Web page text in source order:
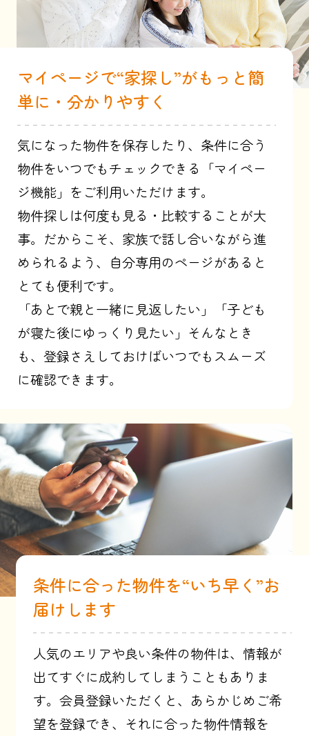
マイページで“家探し”がもっと簡
単に・分かりやすく
気になった物件を保存したり、条件に合う
物件をいつでもチェックできる「マイペー
ジ機能」をご利用いただけます。
物件探しは何度も見る・比較することが大
事。だからこそ、家族で話し合いながら進
められるよう、自分専用のページがあると
とても便利です。
「あとで親と一緒に見返したい」「子ども
が寝た後にゆっくり見たい」そんなとき
も、登録さえしておけばいつでもスムーズ
に確認できます。
条件に合った物件を“いち早く”お
届けします
人気のエリアや良い条件の物件は、情報が
出てすぐに成約してしまうこともありま
す。会員登録いただくと、あらかじめご希
望を登録でき、それに合った物件情報を